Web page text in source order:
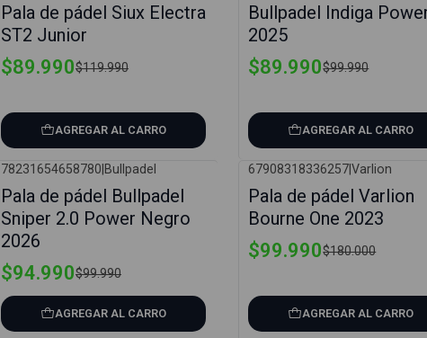
Pala de pádel Siux Electra
ST2 Junior
$89.990$119.990
AGREGAR AL CARRO
Bullpadel Indiga
2025
$89.990$99.990
AGREGAR AL CARRO
78231654658780 Bullpadel
Pala de pádel Bullpadel
Sniper 2.0 Power Negro
2026
$94.990$99.990
AGREGAR AL CARRO
67908318336257|Varlion
Pala de pádel Varlion
Bourne One 2023
$99.990$180.000
AGREGAR AL CARRO